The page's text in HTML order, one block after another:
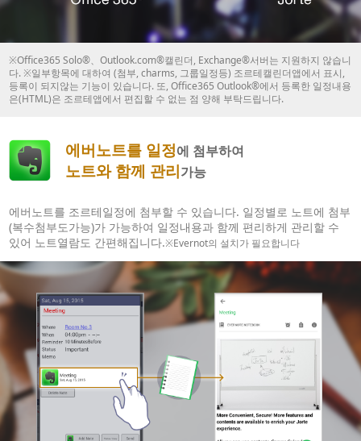
※Office365 Solo®、Outlook.com®캘린더, Exchange®서버는 지원하지 않습니
다. ※일부항목에 대하여 (첨부, charms, 그룹일정등) 조르테캘린더앱에서 표시,
등록이 되지않는 기능이 있습니다. 또, Office365 Outlook®에서 등록한 일정내용
은(HTML)은 조르테앱에서 편집할 수 없는 점 양해 부탁드립니다.
에버노트를 일정에 첨부하여
노트와 함께 관리가능
에버노트를 조르테일정에 첨부할 수 있습니다. 일정별로 노트에 첨부
(복수첨부도가능)가 가능하여 일정내용과 함께 편리하게 관리할 수
있어 노트열람도 간편해집니다.※Evernot의 설치가 필요합니다